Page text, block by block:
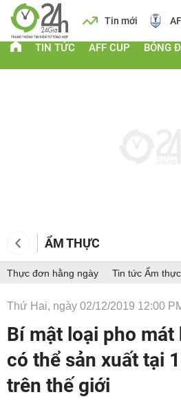
Lịch Tin mới
TIN TỨC AFF CUP BÓNG
ẨM THỰC
Thực đơn hằng ngày Tin tức Ẩm thực
Thứ Hai, ngày 02/12/2019 12:00
Bí mật loại pho
có thể sản xuất tại
trên thế giới